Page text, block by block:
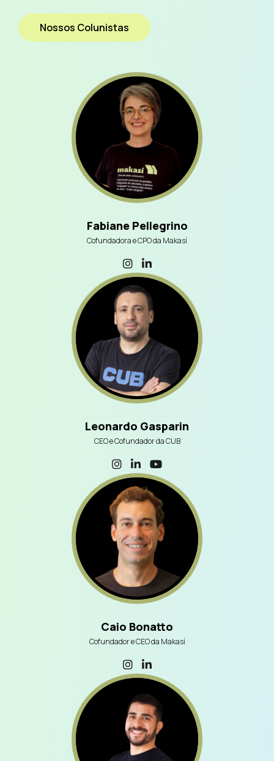
Nossos Colunistas
Fabiane Pellegrino
Cofundadora e CPO da Makasí
Leonardo Gasparin
CEO e Cofundador da CUB
Caio Bonatto
Cofundador e CEO da Makasí